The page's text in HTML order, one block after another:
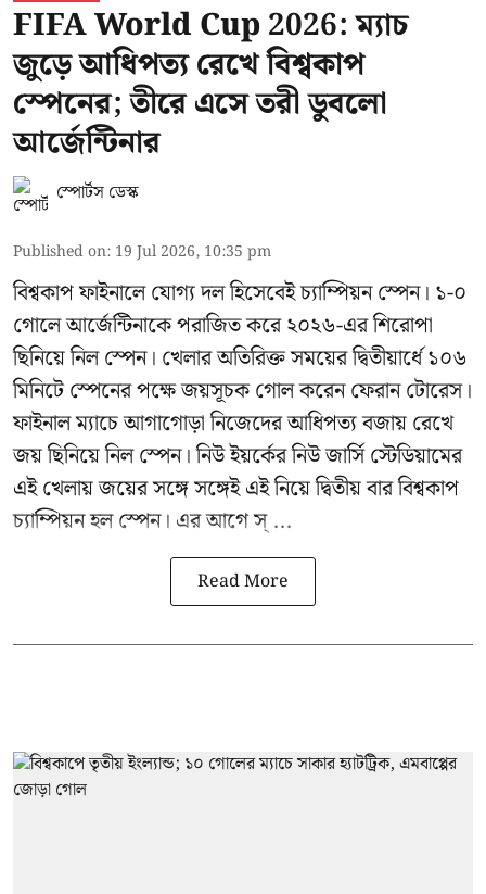
FIFA World Cup 2026: ম্যাচ
জুড়ে আধিপত্য রেখে বিশ্বকাপ
স্পেনের; তীরে এসে তরী ডুবলো
আর্জেন্টিনার
স্পোর্টস ডেস্ক
Published on: 19 Jul 2026, 10:35 pm
বিশ্বকাপ ফাইনালে যোগ্য দল হিসেবেই চ্যাম্পিয়ন স্পেন। ১-০
গোলে আর্জেন্টিনাকে পরাজিত করে ২০২৬-এর শিরোপা
ছিনিয়ে নিল স্পেন। খেলার অতিরিক্ত সময়ের দ্বিতীয়ার্ধে ১০৬
মিনিটে স্পেনের পক্ষে জয়সূচক গোল করেন ফেরান টোরেস।
ফাইনাল ম্যাচে আগাগোড়া নিজেদের আধিপত্য বজায় রেখে
জয় ছিনিয়ে নিল স্পেন। নিউ ইয়র্কের নিউ জার্সি স্টেডিয়ামের
এই খেলায় জয়ের সঙ্গে সঙ্গেই এই নিয়ে দ্বিতীয় বার বিশ্বকাপ
চ্যাম্পিয়ন হল স্পেন। এর আগে স্ ...
Read More